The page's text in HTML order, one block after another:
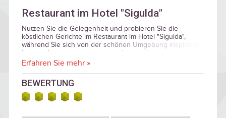
Restaurant im Hotel "Sigulda"
Nutzen Sie die Gelegenheit und probieren Sie die
köstlichen Gerichte im Restaurant im Hotel "Sigulda",
während Sie sich von der schönen Umgebung inspirieren
lassen, die einst von einem mächtigen Herzog bewundert
wurde!
Erfahren Sie mehr »
BEWERTUNG